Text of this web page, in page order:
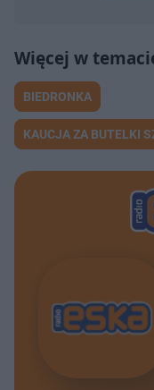
BIEDRONKA
KAUCJA ZA BUTELKI